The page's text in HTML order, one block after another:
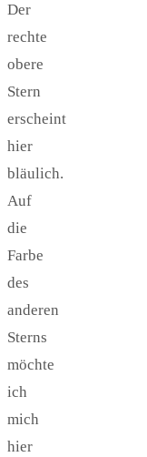
Der
rechte
obere
Stern
erscheint
hier
bläulich.
Auf
die
Farbe
des
anderen
Sterns
möchte
ich
mich
hier